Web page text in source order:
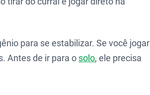
para se estabilizar. Se você jogar
Antes de ir para o solo, ele precisa